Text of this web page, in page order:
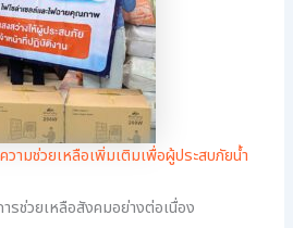
ามช่วยเหลือเพิ่มเติมเพื่อผู้ประสบภัยน้ำ
รช่วยเหลือสังคมอย่างต่อเนื่อง